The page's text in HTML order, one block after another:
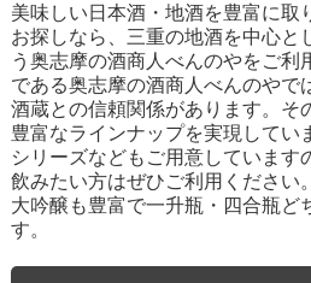
美味しい日本酒・地酒を豊富に取
お探しなら、三重の地酒を中心と
う奥志摩の酒商人べんのやをご利
である奥志摩の酒商人べんのやで
酒蔵との信頼関係があります。そ
豊富なラインナップを実現してい
シリーズなどもご用意しています
飲みたい方はぜひご利用ください
大吟醸も豊富で一升瓶・四合瓶ど
す。